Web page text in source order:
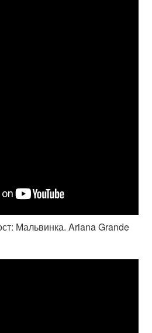
Мальвинка. Ariana Grande